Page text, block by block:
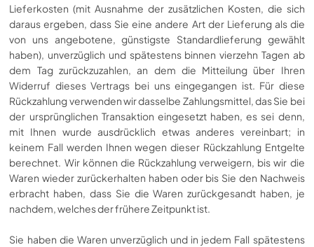
Lieferkosten (mit Ausnahme der zusätzlichen Kosten, die sich
daraus ergeben, dass Sie eine andere Art der Lieferung als die
von uns angebotene, günstigste Standardlieferung gewählt
haben), unverzüglich und spätestens binnen vierzehn Tagen ab
dem Tag zurückzuzahlen, an dem die Mitteilung über Ihren
Widerruf dieses Vertrags bei uns eingegangen ist. Für diese
Rückzahlung verwenden wir dasselbe Zahlungsmittel, das Sie bei
der ursprünglichen Transaktion eingesetzt haben, es sei denn,
mit Ihnen wurde ausdrücklich etwas anderes vereinbart; in
keinem Fall werden Ihnen wegen dieser Rückzahlung Entgelte
berechnet. Wir können die Rückzahlung verweigern, bis wir die
Waren wieder zurückerhalten haben oder bis Sie den Nachweis
erbracht haben, dass Sie die Waren zurückgesandt haben, je
nachdem, welches der frühere Zeitpunkt ist.
Sie haben die Waren unverzüglich und in jedem Fall spätestens